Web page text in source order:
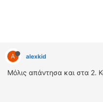
A alexkid
Μόλις απάντησα και στα 2.